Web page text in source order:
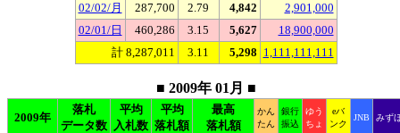
02/02/月
287,700 2.79 4,842
2,901,000
02/01/日
460,286 3.15 5,627
18,900,000
計 8,287,011
3.11 5,298 1,111,111,111
■ 2009年 01月 ■
2009年
落札
データ数
平均
入札数
平均
落札額
最高
落札額
かん
たん
銀行
振込
ゆう
ちょ
eバ
ンク
JNB みず